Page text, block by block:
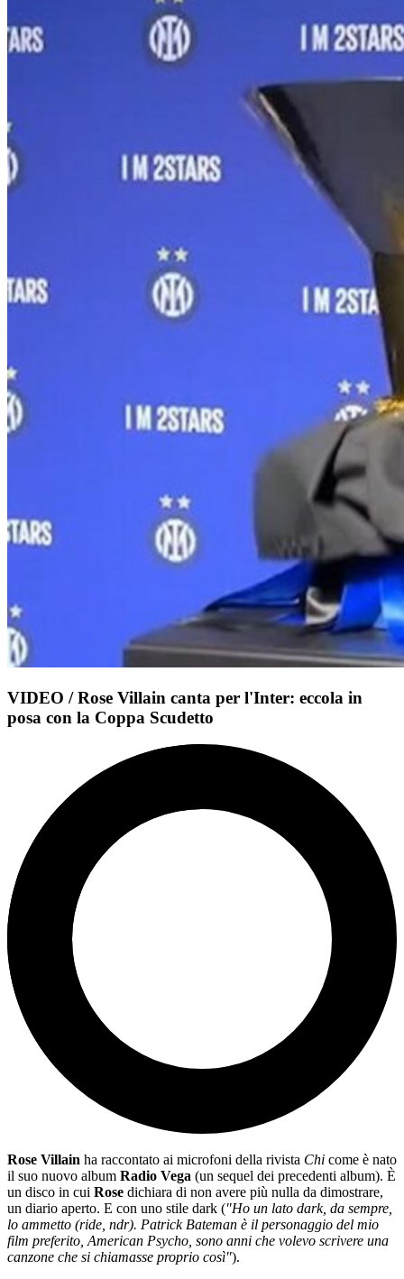
VIDEO / Rose Villain canta per l'Inter: eccola in
posa con la Coppa Scudetto
Rose Villain ha raccontato ai microfoni della rivista Chi come è nato
il suo nuovo album Radio Vega (un sequel dei precedenti album). È
un disco in cui Rose dichiara di non avere più nulla da dimostrare,
un diario aperto. E con uno stile dark ("Ho un lato dark, da sempre,
lo ammetto (ride, ndr). Patrick Bateman è il personaggio del mio
film preferito, American Psycho, sono anni che volevo scrivere una
canzone che si chiamasse proprio così").